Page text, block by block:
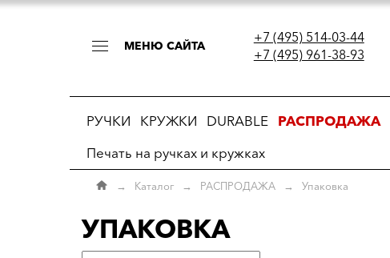
МЕНЮ САЙТА
+7 (495) 514-03-44
+7 (495) 961-38-93
РУЧКИ КРУЖКИ DURABLE РАСПРОДАЖА
Печать на ручках и кружках
→ Каталог → РАСПРОДАЖА → Упаковка
УПАКОВКА